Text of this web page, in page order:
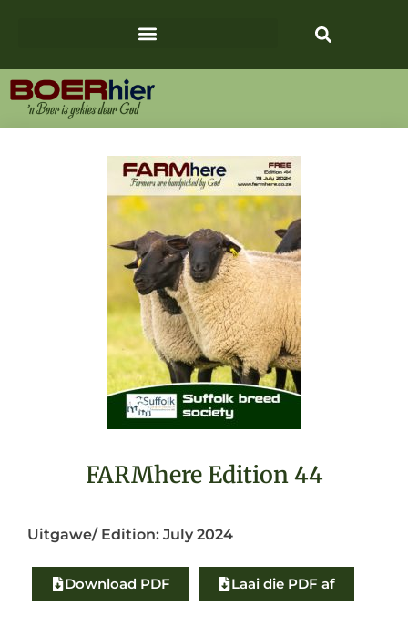
FARMhere Edition 44
Uitgawe/ Edition: July 2024
Download PDF Laai die PDF af